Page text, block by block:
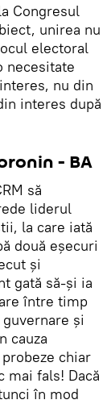
Congresul
unirea nu
electoral
necesitate
nu din
interes după
- BA
să
liderul
la care iată
două eșecuri
și
gată să-și ia
între timp
și
cauza
chiar
mai fals! Dacă
în mod